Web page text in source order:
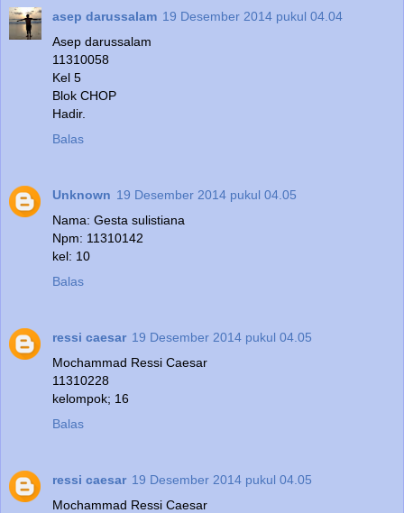
asep darussalam 19 Desember 2014 pukul 04.04
Asep darussalam
11310058
Kel 5
Blok CHOP
Hadir.
Balas
Unknown 19 Desember 2014 pukul 04.05
Nama: Gesta sulistiana
Npm: 11310142
kel: 10
Balas
ressi caesar 19 Desember 2014 pukul 04.05
Mochammad Ressi Caesar
11310228
kelompok; 16
Balas
ressi caesar 19 Desember 2014 pukul 04.05
Mochammad Ressi Caesar